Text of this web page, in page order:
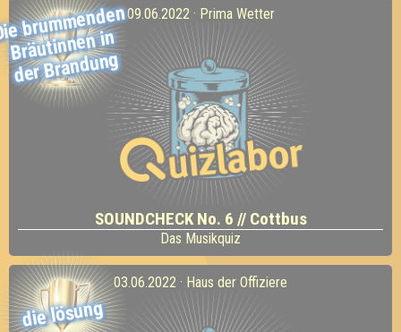
bru
Bräutinnen in
der Brandung
09.06.2022 · Prima Wetter
SOUNDCHECK No. 6 // Cottbus
Das Musikquiz
die lösung
03.06.2022 · Haus der Offiziere